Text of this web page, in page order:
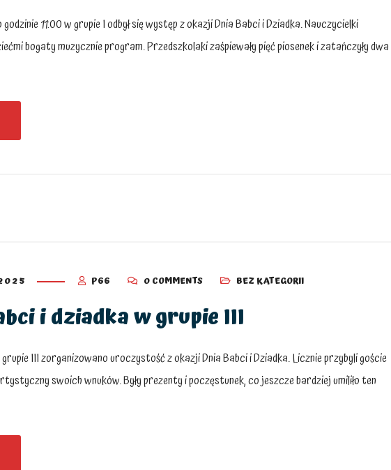
godzinie 11:00 w grupie I odbył się występ z okazji Dnia Babci i Dziadka. Nauczycielki
bogaty muzycznie program. Przedszkolaki zaśpiewały pięć piosenek i zatańczyły dwa
P66 0 COMMENTS BEZ KATEGORII
i dziadka w grupie III
grupie III zorganizowano uroczystość z okazji Dnia Babci i Dziadka. Licznie przybyli goście
swoich wnuków. Były prezenty i poczęstunek, co jeszcze bardziej umiliło ten